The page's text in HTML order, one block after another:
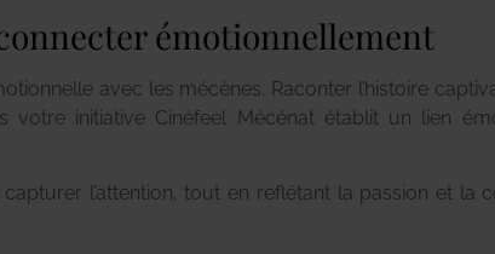
émotionnellement
avec les mécènes. Raconter l’histoire
initiative Cinéfeel Mécénat établit un lien
l’attention, tout en reflétant la passion et la